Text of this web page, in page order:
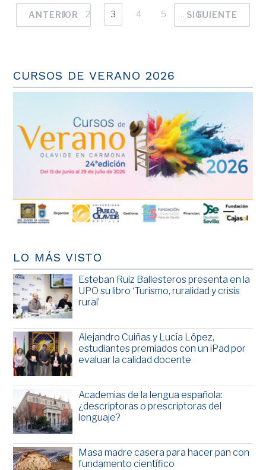
ANTERIOR
1 2 3 4 5 11
SIGUIENTE
CURSOS DE VERANO 2026
LO MÁS VISTO
Esteban Ruiz Ballesteros presenta en la
UPO su libro ‘Turismo, ruralidad y crisis
rural’
Alejandro Cuiñas y Lucía López,
estudiantes premiados con un iPad por
evaluar la calidad docente
Academias de la lengua española:
¿descriptoras o prescriptoras del
lenguaje?
Masa madre casera para hacer pan con
fundamento científico